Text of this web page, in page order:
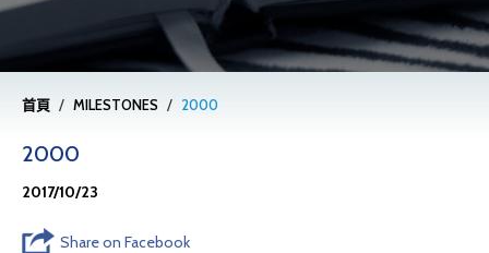
首頁 / MILESTONES / 2000
2000
2017/10/23
Share on Facebook